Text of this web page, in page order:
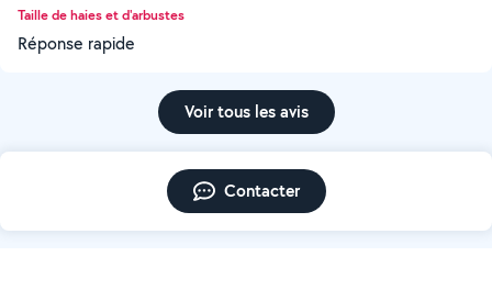
Taille de haies et d'arbustes
Réponse rapide
Voir tous les avis
Contacter